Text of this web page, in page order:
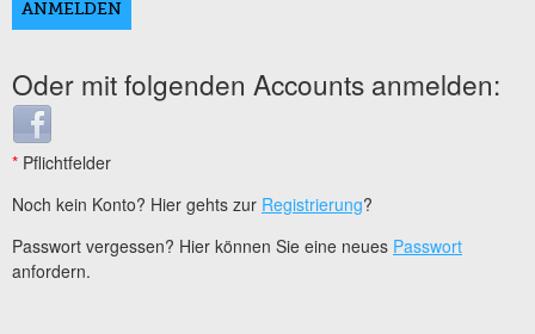
Oder mit folgenden Accounts anmelden:
Login with Facebook
* Pflichtfelder
Noch kein Konto? Hier gehts zur Registrierung?
Passwort vergessen? Hier können Sie eine neues Passwort
anfordern.